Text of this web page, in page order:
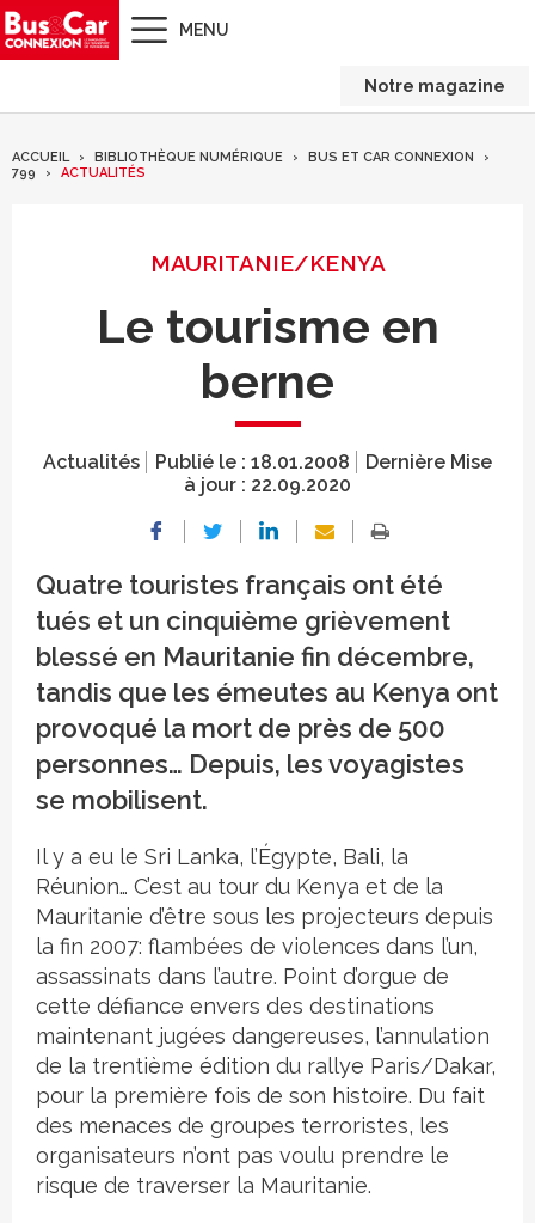
MENU
Notre magazine
ACCUEIL BIBLIOTHÈQUE NUMÉRIQUE
BUS ET CAR CONNEXION
799
ACTUALITÉS
MAURITANIE/KENYA
Le tourisme en
berne
Actualités Publié le : 18.01.2008
Dernière Mise
à jour : 22.09.2020
Quatre touristes français ont été
tués et un cinquième grièvement
blessé en Mauritanie fin décembre,
tandis que les émeutes au Kenya ont
provoqué la mort de près de 500
personnes… Depuis, les voyagistes
se mobilisent.
Il y a eu le Sri Lanka, l’Égypte, Bali, la
Réunion… C’est au tour du Kenya et de la
Mauritanie d’être sous les projecteurs depuis
la fin 2007: flambées de violences dans l’un,
assassinats dans l’autre. Point d’orgue de
cette défiance envers des destinations
maintenant jugées dangereuses, l’annulation
de la trentième édition du rallye Paris/Dakar,
pour la première fois de son histoire. Du fait
des menaces de groupes terroristes, les
organisateurs n’ont pas voulu prendre le
risque de traverser la Mauritanie.